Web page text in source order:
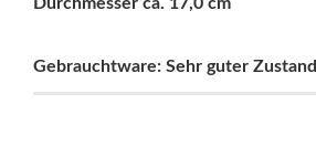
Durchmesser ca. 17,0 cm
Gebrauchtware: Sehr guter Zustand